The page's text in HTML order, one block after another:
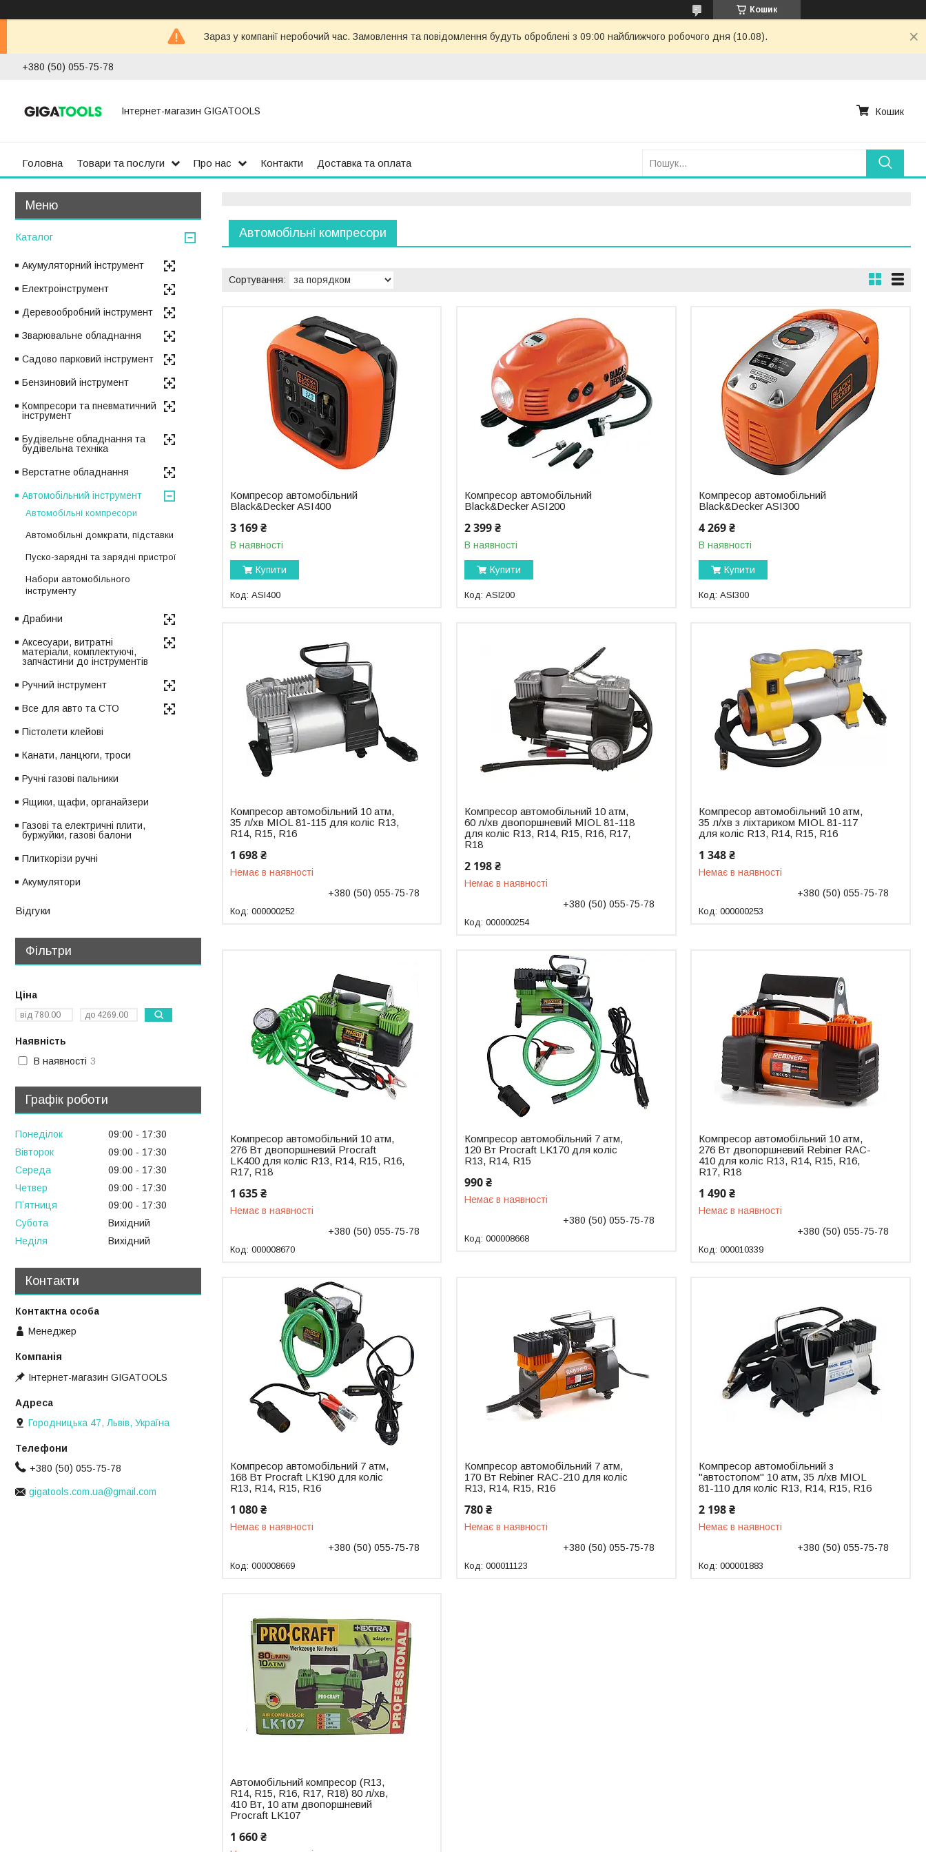
Кошик
Зараз у компанії неробочий час. Замовлення та повідомлення будуть оброблені з 09:00 найближчого робочого дня (10.08).
+380 (50) 055-75-78
Інтернет-магазин GIGATOOLS Кошик
Головна Товари та послуги Про нас Контакти Доставка та оплата
Автомобільні компресори
Компресор автомобільний
Black&Decker ASI400
3 169 ₴
В наявності
Купити
ASI400
Компресор автомобільний
Black&Decker ASI200
2 399 ₴
В наявності
Купити
ASI200
Компресор автомобільний
Black&Decker ASI300
4 269 ₴
В наявності
Купити
ASI300
Компресор автомобільний 10 атм,
35 л/хв MIOL 81-115 для коліс R13,
R14, R15, R16
1 698 ₴
Немає в наявності
+380 (50) 055-75-78
000000252
Компресор автомобільний 10 атм,
60 л/хв двопоршневий MIOL 81-118
для коліс R13, R14, R15, R16, R17,
R18
2 198 ₴
Немає в наявності
+380 (50) 055-75-78
000000254
Компресор автомобільний 10 атм,
35 л/хв з ліхтариком MIOL 81-117
для коліс R13, R14, R15, R16
1 348 ₴
Немає в наявності
+380 (50) 055-75-78
000000253
Компресор автомобільний 10 атм,
276 Вт двопоршневий Procraft
LK400 для коліс R13, R14, R15, R16,
R17, R18
1 635 ₴
Немає в наявності
+380 (50) 055-75-78
000008670
Компресор автомобільний 7 атм,
120 Вт Procraft LK170 для коліс
R13, R14, R15
990 ₴
Немає в наявності
+380 (50) 055-75-78
000008668
Компресор автомобільний 10 атм,
276 Вт двопоршневий Rebiner RAC-
410 для коліс R13, R14, R15, R16,
R17, R18
1 490 ₴
Немає в наявності
+380 (50) 055-75-78
000010339
Компресор автомобільний 7 атм,
168 Вт Procraft LK190 для коліс
R13, R14, R15, R16
1 080 ₴
Немає в наявності
+380 (50) 055-75-78
000008669
Компресор автомобільний 7 атм,
170 Вт Rebiner RAC-210 для коліс
R13, R14, R15, R16
780 ₴
Немає в наявності
+380 (50) 055-75-78
000011123
Компресор автомобільний з
"автостопом" 10 атм, 35 л/хв MIOL
81-110 для коліс R13, R14, R15, R16
2 198 ₴
Немає в наявності
+380 (50) 055-75-78
000001883
Автомобільний компресор (R13,
R14, R15, R16, R17, R18) 80 л/хв,
410 Вт, 10 атм двопоршневий
Procraft LK107
1 660 ₴
Каталог
Акумуляторний інструмент
Електроінструмент
Деревообробний інструмент
Зварювальне обладнання
Садово парковий інструмент
Бензиновий інструмент
Компресори та пневматичний
інструмент
Будівельне обладнання та
будівельна техніка
Верстатне обладнання
Автомобільний інструмент
Автомобільні компресори
Автомобільні домкрати, підставки
Пуско-зарядні та зарядні пристрої
Набори автомобільного
інструменту
Драбини
Аксесуари, витратні
матеріали, комплектуючі,
запчастини до інструментів
Ручний інструмент
Все для авто та СТО
Пістолети клейові
Канати, ланцюги, троси
Ручні газові пальники
Ящики, щафи, органайзери
Газові та електричні плити,
буржуйки, газові балони
Плиткорізи ручні
Акумулятори
Відгуки
Фільтри
Ціна
Наявність
В наявності 3
Графік роботи
Понеділок 09:00
17:30
Вівторок
09:00
17:30
Середа
09:00
17:30
Четвер
09:00
17:30
Пʼятниця
09:00
17:30
Субота
Вихідний
Неділя
Вихідний
Контакти
Менеджер
Інтернет-магазин GIGATOOLS
Городницька 47, Львів, Україна
+380 (50) 055-75-78
gigatools.com.ua@gmail.com